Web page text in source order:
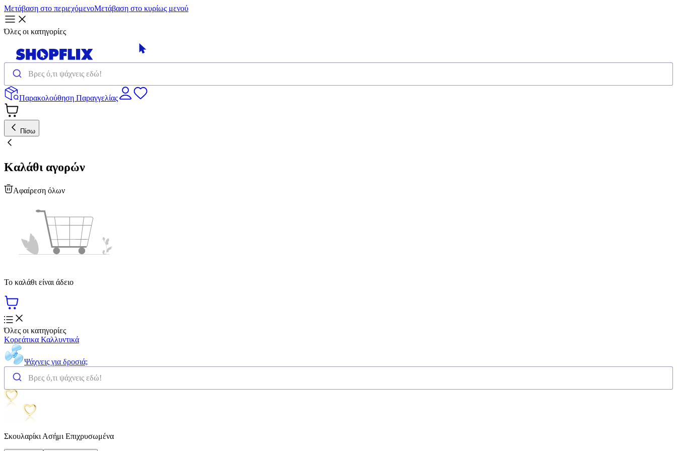
Μετάβαση στο περιεχόμενοΜετάβαση στο κυρίως μενού
Όλες οι κατηγορίες
Παρακολούθηση Παραγγελίας
Πίσω
Καλάθι αγορών
Αφαίρεση όλων
Το καλάθι είναι άδειο
Όλες οι κατηγορίες
Κορεάτικα Καλλυντικά
Ψάχνεις για δροσιά;
Σκουλαρίκι Ασήμι Επιχρυσωμένα